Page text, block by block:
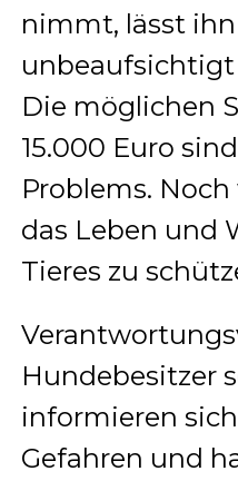
nimmt, lässt
Die möglichen
15.000 Euro
Problems.
das Leben und
Tieres zu
Hundebesitzer
informieren
Gefahren und